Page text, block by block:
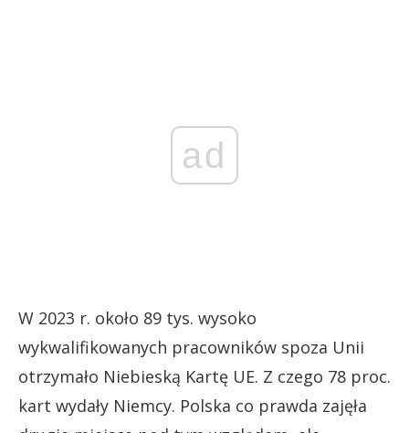
ad
W 2023 r. około 89 tys. wysoko
wykwalifikowanych pracowników spoza Unii
otrzymało Niebieską Kartę UE. Z czego 78 proc.
kart wydały Niemcy. Polska co prawda zajęła